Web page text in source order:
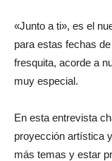
«Junto a ti», es el
para estas fechas
fresquita, acorde a
muy especial.
En esta entrevista
proyección artística
más temas y estar